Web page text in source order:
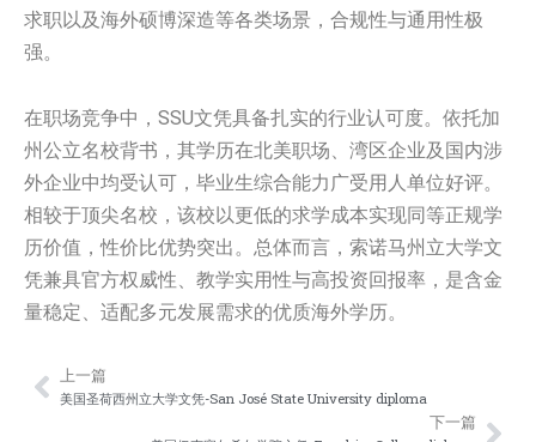
求职以及海外硕博深造等各类场景，合规性与通用性极
强。
在职场竞争中，SSU文凭具备扎实的行业认可度。依托加
州公立名校背书，其学历在北美职场、湾区企业及国内涉
外企业中均受认可，毕业生综合能力广受用人单位好评。
相较于顶尖名校，该校以更低的求学成本实现同等正规学
历价值，性价比优势突出。总体而言，索诺马州立大学文
凭兼具官方权威性、教学实用性与高投资回报率，是含金
量稳定、适配多元发展需求的优质海外学历。
Prev
上一篇
美国圣荷西州立大学文凭-San José State University diploma
下一篇